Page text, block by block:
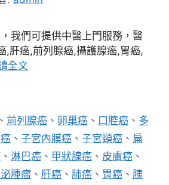
我們可提供中醫上門服務，醫
,肝癌,前列腺癌,攝護腺癌,胃癌,
全文
、前列腺癌 、 卵巢癌 、 口腔癌 、 多
、 子宮內膜癌 、 子宮頸癌 、 扁
、 淋巴癌 、 甲狀腺癌 、 皮膚癌 、
腫瘤 、 肝癌 、 肺癌 、 胃癌 、 胰